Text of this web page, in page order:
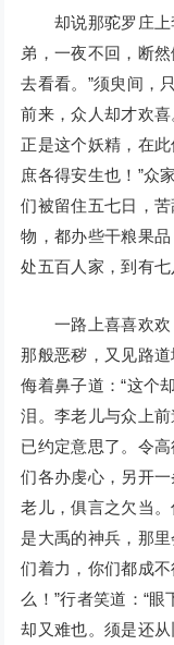
却说那驼罗庄上
弟，一夜不回，断
去看看。”须臾间，
前来，众人却才欢喜
正是这个妖精，在
庶各得安生也！”众
们被留住五七日，
物，都办些干粮果
处五百人家，到有七
一路上喜喜欢欢
那般恶秽，又见路
侮着鼻子道：“这个
泪。李老儿与众上
已约定意思了。令
们各办虔心，另开
老儿，俱言之欠当
是大禹的神兵，那
们着力，你们都成不
么！”行者笑道：“
却又难也。须是还